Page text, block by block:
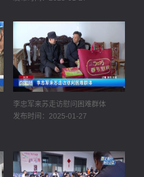
李忠军来苏走访慰问困难群体
发布时间：2025-01-27